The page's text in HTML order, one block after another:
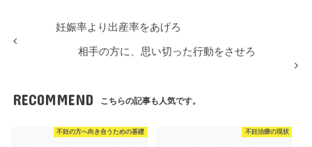
妊娠率より出産率をあげろ
相手の方に、思い切った行動をさせろ
RECOMMEND こちらの記事も人気です。
不妊の方へ向き合うための基礎 不妊治療の現状